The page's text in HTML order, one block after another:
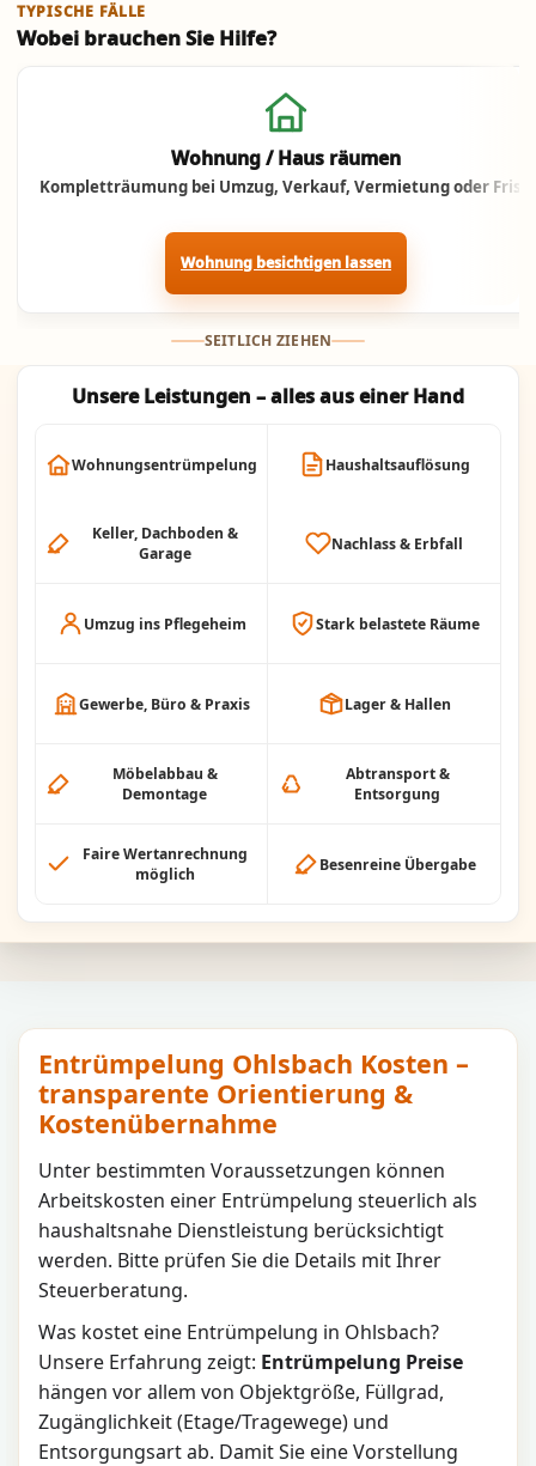
Jetzt anrufen
TYPISCHE FÄLLE
Wobei brauchen Sie Hilfe?
Wohnung / Haus räumen
Kompletträumung bei Umzug, Verkauf, Vermietung oder Frist.
Wohnung besichtigen lassen
SEITLICH ZIEHEN
Unsere Leistungen – alles aus einer Hand
Wohnungsentrümpelung Haushaltsauflösung
Keller, Dachboden &
Garage
Nachlass & Erbfall
Umzug ins Pflegeheim Stark belastete Räume
Gewerbe, Büro & Praxis Lager & Hallen
Möbelabbau &
Demontage
Abtransport &
Entsorgung
Faire Wertanrechnung
möglich
Besenreine Übergabe
Entrümpelung Ohlsbach Kosten –
transparente Orientierung &
Kostenübernahme
Unter bestimmten Voraussetzungen können
Arbeitskosten einer Entrümpelung steuerlich als
haushaltsnahe Dienstleistung berücksichtigt
werden. Bitte prüfen Sie die Details mit Ihrer
Steuerberatung.
Was kostet eine Entrümpelung in Ohlsbach?
Unsere Erfahrung zeigt: Entrümpelung Preise
hängen vor allem von Objektgröße, Füllgrad,
Zugänglichkeit (Etage/Tragewege) und
Entsorgungsart ab. Damit Sie eine Vorstellung